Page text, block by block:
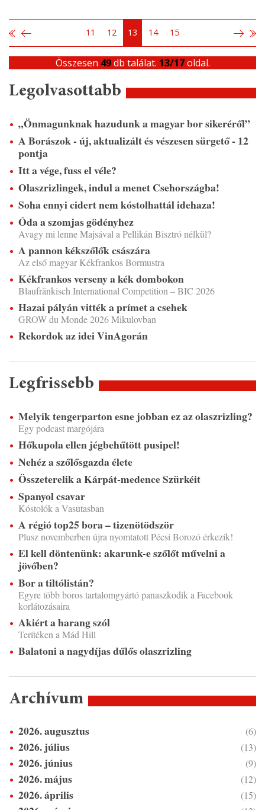
11 12 13 14 15
Összesen 49db találat. 13/17oldal.
Legolvasottabb
„Önmagunknak hazudunk a magyar bor sikeréről”
A Borászok - új, aktualizált és vészesen sürgető - 12
pontja
Itt a vége, fuss el véle?
Olaszrizlingek, indul a menet Csehországba!
Soha ennyi cidert nem kóstolhattál idehaza!
Óda a szomjas gödényhez
Avagy mi lenne Majsával a Pellikán Bisztró nélkül?
A pannon kékszőlők császára
Az első magyar Kékfrankos Bormustra
Kékfrankos verseny a kék dombokon
Blaufränkisch International Competition – BIC 2026
Hazai pályán vitték a prímet a csehek
GROW du Monde 2026 Mikulovban
Rekordok az idei VinAgorán
Legfrissebb
Melyik tengerparton esne jobban ez az olaszrizling?
Egy podcast margójára
Hőkupola ellen jégbehűtött pusipel!
Nehéz a szőlősgazda élete
Összeterelik a Kárpát-medence Szürkéit
Spanyol csavar
Kóstolók a Vasutasban
A régió top25 bora – tizenötödször
Plusz novemberben újra nyomtatott Pécsi Borozó érkezik!
El kell döntenünk: akarunk-e szőlőt művelni a
jövőben?
Bor a tiltólistán?
Egyre több boros tartalomgyártó panaszkodik a Facebook
korlátozásaira
Akiért a harang szól
Terítéken a Mád Hill
Balatoni a nagydíjas dűlős olaszrizling
Archívum
2026. augusztus (6)
2026. július (13)
2026. június (9)
2026. május (12)
2026. április (15)